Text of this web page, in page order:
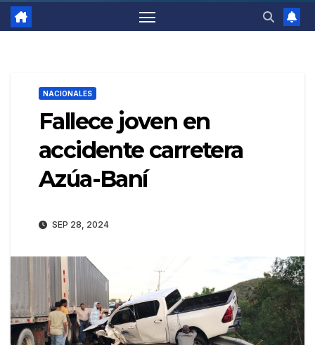
NACIONALES
Fallece joven en
accidente carretera
Azúa-Baní
SEP 28, 2024